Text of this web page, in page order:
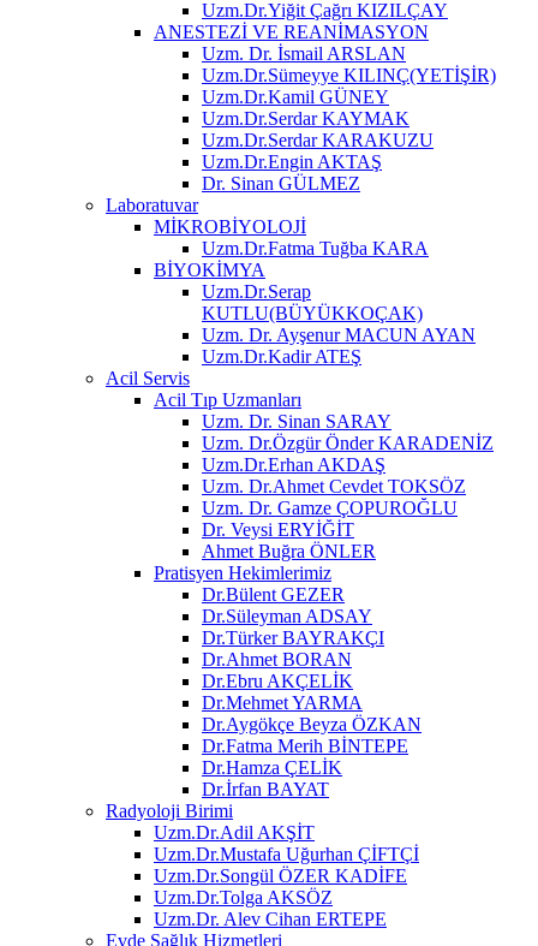
Uzm.Dr.Yiğit Çağrı KIZILÇAY
ANESTEZİ VE REANİMASYON
Uzm. Dr. İsmail ARSLAN
Uzm.Dr.Sümeyye KILINÇ(YETİŞİR)
Uzm.Dr.Kamil GÜNEY
Uzm.Dr.Serdar KAYMAK
Uzm.Dr.Serdar KARAKUZU
Uzm.Dr.Engin AKTAŞ
Dr. Sinan GÜLMEZ
Laboratuvar
MİKROBİYOLOJİ
Uzm.Dr.Fatma Tuğba KARA
BİYOKİMYA
Uzm.Dr.Serap
KUTLU(BÜYÜKKOÇAK)
Uzm. Dr. Ayşenur MACUN AYAN
Uzm.Dr.Kadir ATEŞ
Acil Servis
Acil Tıp Uzmanları
Uzm. Dr. Sinan SARAY
Uzm. Dr.Özgür Önder KARADENİZ
Uzm.Dr.Erhan AKDAŞ
Uzm. Dr.Ahmet Cevdet TOKSÖZ
Uzm. Dr. Gamze ÇOPUROĞLU
Dr. Veysi ERYİĞİT
Ahmet Buğra ÖNLER
Pratisyen Hekimlerimiz
Dr.Bülent GEZER
Dr.Süleyman ADSAY
Dr.Türker BAYRAKÇI
Dr.Ahmet BORAN
Dr.Ebru AKÇELİK
Dr.Mehmet YARMA
Dr.Aygökçe Beyza ÖZKAN
Dr.Fatma Merih BİNTEPE
Dr.Hamza ÇELİK
Dr.İrfan BAYAT
Radyoloji Birimi
Uzm.Dr.Adil AKŞİT
Uzm.Dr.Mustafa Uğurhan ÇİFTÇİ
Uzm.Dr.Songül ÖZER KADİFE
Uzm.Dr.Tolga AKSÖZ
Uzm.Dr. Alev Cihan ERTEPE
Evde Sağlık Hizmetleri